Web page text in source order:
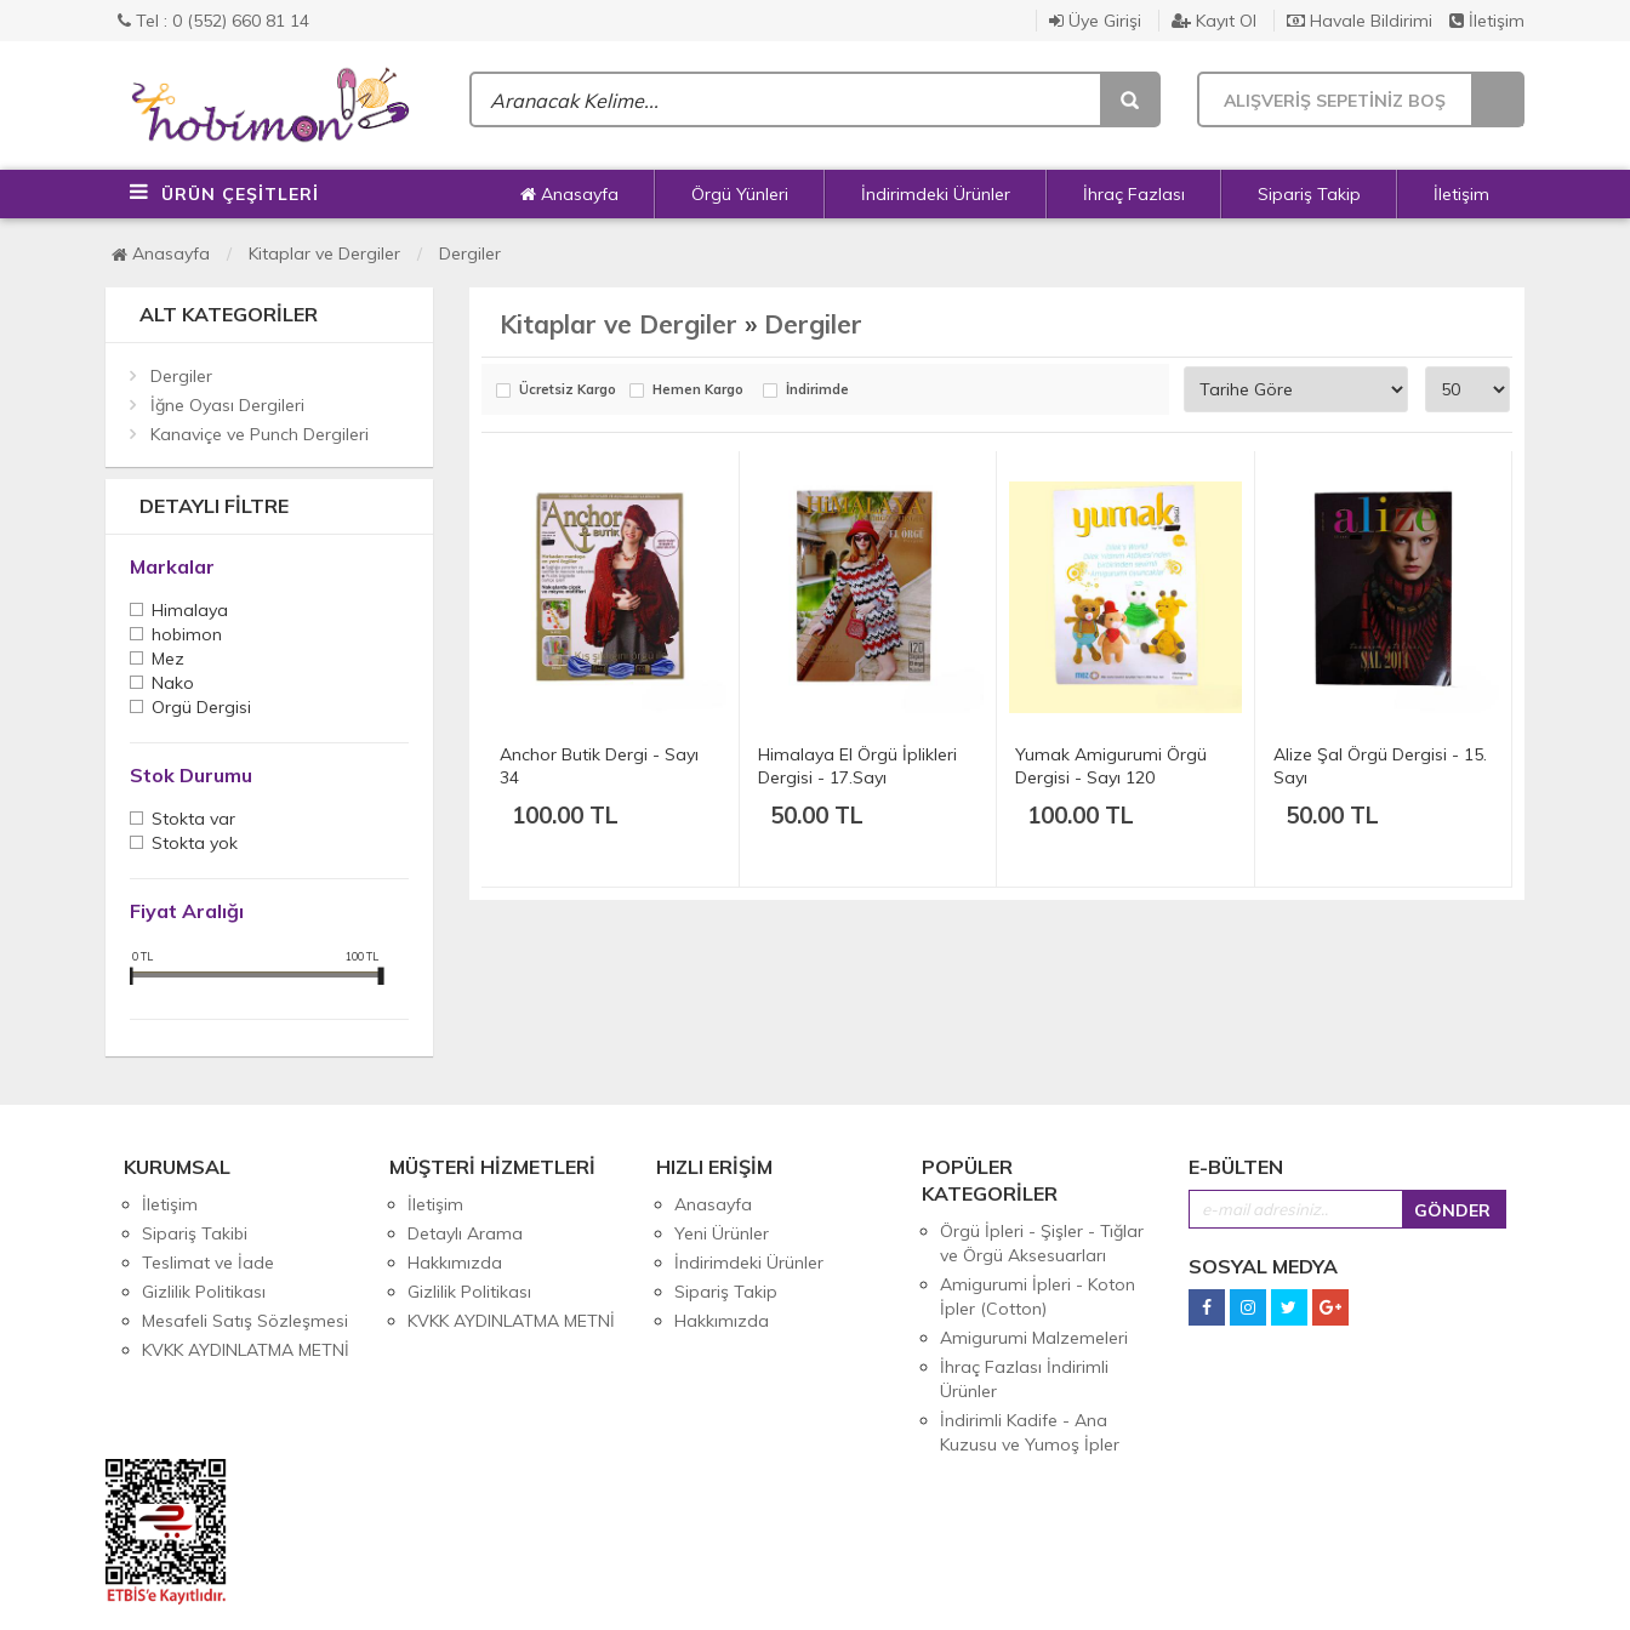
Tel : 0 (552) 660 81 14 Üye Girişi Kayıt Ol Havale Bildirimi İletişim
ALIŞVERİŞ SEPETİNİZ BOŞ
ÜRÜN ÇEŞİTLERİ Anasayfa Örgü Yünleri İndirimdeki Ürünler İhraç Fazlası Sipariş Takip İletişim
Anasayfa Kitaplar ve Dergiler Dergiler
ALT KATEGORILER
Dergiler
İğne Oyası Dergileri
Kanaviçe ve Punch Dergileri
DETAYLI FILTRE
Markalar
Himalaya
hobimon
Mez
Nako
Örgü Dergisi
Stok Durumu
Stokta var
Stokta yok
Fiyat Aralığı
0TL 100TL
Kitaplar ve Dergiler » Dergiler
Ücretsiz Kargo Hemen Kargo İndirimde
Anchor Butik Dergi - Sayı
34
100.00 TL
Himalaya El Örgü İplikleri
Dergisi - 17.Sayı
50.00 TL
Yumak Amigurumi Örgü
Dergisi - Sayı 120
100.00 TL
Alize Şal Örgü Dergisi - 15.
Sayı
50.00 TL
KURUMSAL
İletişim
Sipariş Takibi
Teslimat ve İade
Gizlilik Politikası
Mesafeli Satış Sözleşmesi
KVKK AYDINLATMA METNİ
MÜŞTERİ HİZMETLERİ
İletişim
Detaylı Arama
Hakkımızda
Gizlilik Politikası
KVKK AYDINLATMA METNİ
HIZLI ERİŞİM
Anasayfa
Yeni Ürünler
İndirimdeki Ürünler
Sipariş Takip
Hakkımızda
POPÜLER
KATEGORİLER
Örgü İpleri - Şişler - Tığlar
ve Örgü Aksesuarları
Amigurumi İpleri - Koton
İpler (Cotton)
Amigurumi Malzemeleri
İhraç Fazlası İndirimli
Ürünler
İndirimli Kadife - Ana
Kuzusu ve Yumoş İpler
E-BÜLTEN
SOSYAL MEDYA